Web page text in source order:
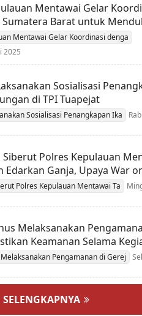
Mentawai Gelar
Sumatera Barat untuk
Mentawai Gelar Koordinasi denga
2025
Sosialisasi
di TPI Tuapejat
Sosialisasi Penangkapan Ika
Siberut Polres Kepulauan
Edarkan Ganja, Upaya War
Polres Kepulauan Mentawai Ta
Melaksanakan
Keamanan Selama
Pengamanan di Gerej
SELENGKAPNYA